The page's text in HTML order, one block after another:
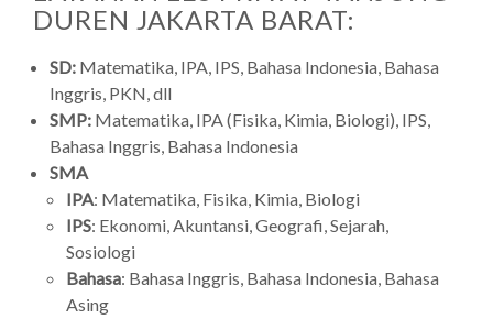
DUREN JAKARTA BARAT:
SD: Matematika, IPA, IPS, Bahasa Indonesia, Bahasa
Inggris, PKN, dll
SMP: Matematika, IPA (Fisika, Kimia, Biologi), IPS,
Bahasa Inggris, Bahasa Indonesia
SMA
IPA: Matematika, Fisika, Kimia, Biologi
IPS: Ekonomi, Akuntansi, Geografi, Sejarah,
Sosiologi
Bahasa: Bahasa Inggris, Bahasa Indonesia, Bahasa
Asing